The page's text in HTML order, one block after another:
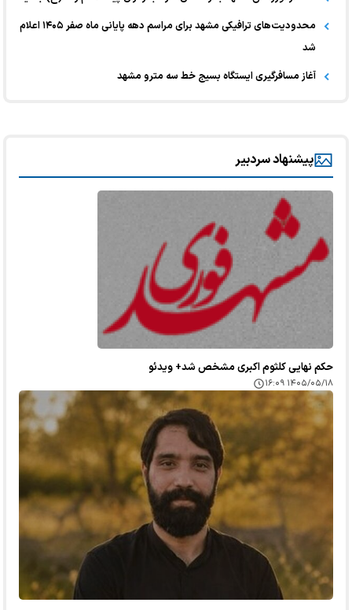
محدودیت‌های ترافیکی مشهد برای مراسم دهه پایانی ماه صفر ۱۴۰۵ اعلام
شد
آغاز مسافرگیری ایستگاه بسیج خط سه مترو مشهد
پیشنهاد سردبیر
حکم نهایی کلثوم اکبری مشخص شد+ ویدئو
۱۴۰۵/۰۵/۱۸ ۱۶:۰۹